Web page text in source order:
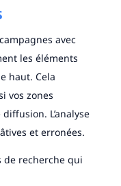
avec
les éléments
haut. Cela
vos zones
L’analyse
et erronées.
recherche qui